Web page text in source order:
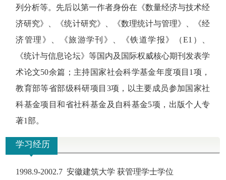
列分析等。先后以第一作者身份在《数量经济与技术经
济研究》、《统计研究》、《数理统计与管理》、《经
济管理》、《旅游学刊》、《铁道学报》（E1）、
《统计与信息论坛》等国内及国际权威核心期刊发表学
术论文50余篇；主持国家社会科学基金年度项目1项，
教育部等省部级科研项目3项，以主要成员参加国家社
科基金项目和省社科基金及自科基金5项，出版个人专
著1部。
学习经历
1998.9-2002.7 安徽建筑大学 获管理学士学位